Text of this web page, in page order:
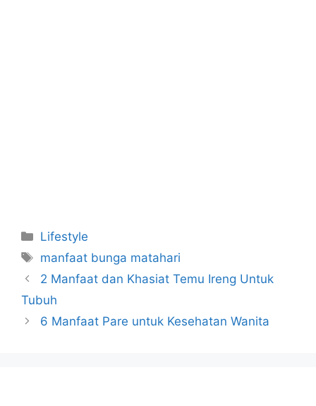
Categories
Lifestyle
Tags
manfaat bunga matahari
2 Manfaat dan Khasiat Temu Ireng Untuk
Tubuh
6 Manfaat Pare untuk Kesehatan Wanita